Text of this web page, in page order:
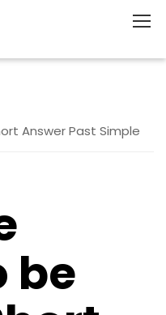
Answer Past Simple
be